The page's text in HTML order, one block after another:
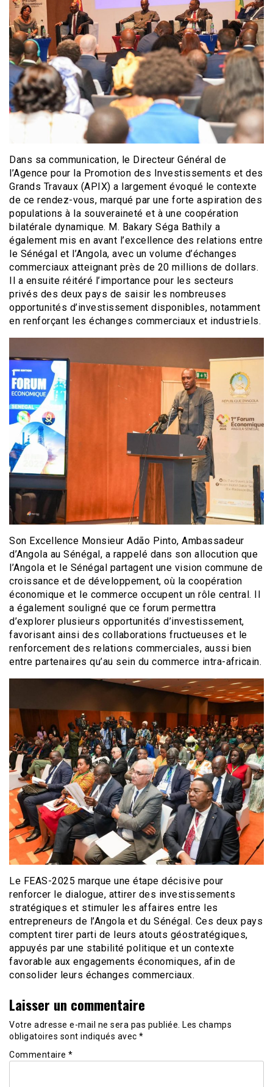
Dans sa communication, le Directeur Général de
l’Agence pour la Promotion des Investissements et des
Grands Travaux (APIX) a largement évoqué le contexte
de ce rendez-vous, marqué par une forte aspiration des
populations à la souveraineté et à une coopération
bilatérale dynamique. M. Bakary Séga Bathily a
également mis en avant l’excellence des relations entre
le Sénégal et l’Angola, avec un volume d’échanges
commerciaux atteignant près de 20 millions de dollars.
Il a ensuite réitéré l’importance pour les secteurs
privés des deux pays de saisir les nombreuses
opportunités d’investissement disponibles, notamment
en renforçant les échanges commerciaux et industriels.
Son Excellence Monsieur Adão Pinto, Ambassadeur
d’Angola au Sénégal, a rappelé dans son allocution que
l’Angola et le Sénégal partagent une vision commune de
croissance et de développement, où la coopération
économique et le commerce occupent un rôle central. Il
a également souligné que ce forum permettra
d’explorer plusieurs opportunités d’investissement,
favorisant ainsi des collaborations fructueuses et le
renforcement des relations commerciales, aussi bien
entre partenaires qu’au sein du commerce intra-africain.
Le FEAS-2025 marque une étape décisive pour
renforcer le dialogue, attirer des investissements
stratégiques et stimuler les affaires entre les
entrepreneurs de l’Angola et du Sénégal. Ces deux pays
comptent tirer parti de leurs atouts géostratégiques,
appuyés par une stabilité politique et un contexte
favorable aux engagements économiques, afin de
consolider leurs échanges commerciaux.
Laisser un commentaire
Votre adresse e-mail ne sera pas publiée.
Les champs
obligatoires sont indiqués avec *
Commentaire *